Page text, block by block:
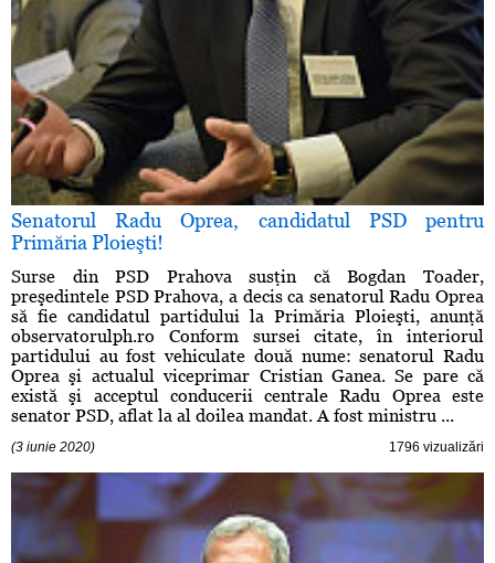
Senatorul Radu Oprea, candidatul PSD pentru
Primăria Ploieşti!
Surse din PSD Prahova susţin că Bogdan Toader,
preşedintele PSD Prahova, a decis ca senatorul Radu Oprea
să fie candidatul partidului la Primăria Ploieşti, anunţă
observatorulph.ro Conform sursei citate, în interiorul
partidului au fost vehiculate două nume: senatorul Radu
Oprea şi actualul viceprimar Cristian Ganea. Se pare că
există şi acceptul conducerii centrale Radu Oprea este
senator PSD, aflat la al doilea mandat. A fost ministru ...
(3 iunie 2020) 1796 vizualizări